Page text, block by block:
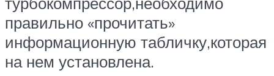
правильно «прочитать»
информационную табличку,которая
на нем установлена.